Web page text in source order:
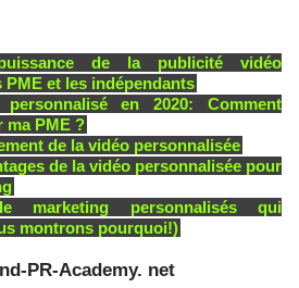
et les indépendants
en 2020: Comment
ma PME ?
de la vidéo personnalisée
de la vidéo personnalisée pour
marketing personnalisés qui
montrons pourquoi!)
PR-Academy. net